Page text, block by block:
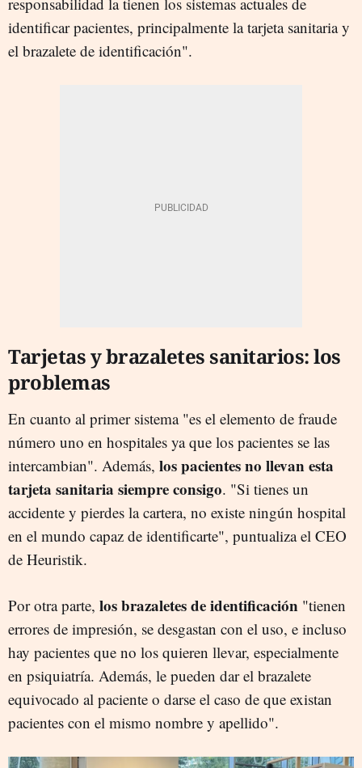
identificar pacientes, principalmente la tarjeta sanitaria y
el brazalete de identificación".
Tarjetas y brazaletes sanitarios: los
problemas
En cuanto al primer sistema "es el elemento de fraude
número uno en hospitales ya que los pacientes se las
intercambian". Además, los pacientes no llevan esta
tarjeta sanitaria siempre consigo. "Si tienes un
accidente y pierdes la cartera, no existe ningún hospital
en el mundo capaz de identificarte", puntualiza el CEO
de Heuristik.
Por otra parte, los brazaletes de identificación "tienen
errores de impresión, se desgastan con el uso, e incluso
hay pacientes que no los quieren llevar, especialmente
en psiquiatría. Además, le pueden dar el brazalete
equivocado al paciente o darse el caso de que existan
pacientes con el mismo nombre y apellido".